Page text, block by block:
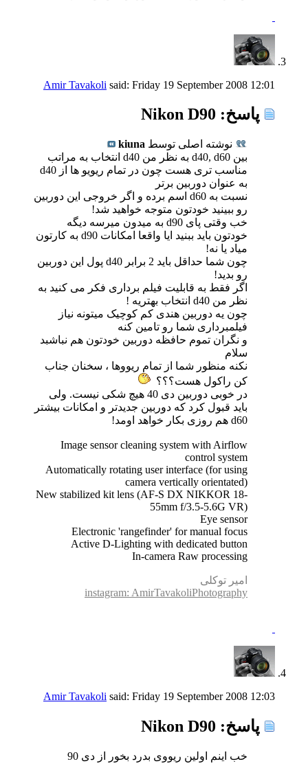
Amir Tavakoli said: Friday 19 September 2008 12:01
پاسخ: Nikon D90
نوشته اصلی توسط kiuna
بین d40, d60 به نظر من d40 انتخاب به مراتب
مناسب تری هست چون در تمام ریویو ها از d40
به عنوان دوربین برتر
نسبت به d60 اسم برده و اگر خروجی این دوربین
رو ببینید خودتون متوجه خواهید شد!
خب وقتی پای d90 به میدون میرسه دیگه
خودتون باید ببنید ایا واقعا امکانات d90 به کارتون
میاد یا نه!
چون شما حداقل باید 2 برابر d40 پول این دوربین
رو بدید!
اگر فقط به قابلیت فیلم برداری فکر می کنید به
نظر من d40 انتخاب بهتریه !
چون یه دوربین هندی کم کوچیک میتونه نیاز
فیلمبرداری شما رو تامین کنه
و نگران تموم حافظه دوربین خودتون هم نباشبد
سلام
نکنه منظور شما از تمام ریووها ، سخنان جناب
کن راکول هست؟؟؟
در خوبی دوربین دی 40 هیچ شکی نیست. ولی
باید قبول کرد که دوربین جدیدتر و امکانات بیشتر
d60 هم روزی بکار خواهد اومد!
Image sensor cleaning system with Airflow
control system
Automatically rotating user interface (for using
camera vertically orientated)
New stabilized kit lens (AF-S DX NIKKOR 18-
55mm f/3.5-5.6G VR)
Eye sensor
Electronic 'rangefinder' for manual focus
Active D-Lighting with dedicated button
In-camera Raw processing
امیر توکلی
instagram: AmirTavakoliPhotography
Amir Tavakoli said: Friday 19 September 2008 12:03
پاسخ: Nikon D90
خب اینم اولین ریووی بدرد بخور از دی 90